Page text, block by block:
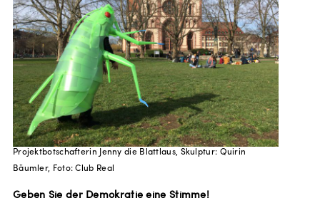
Projektbotschafterin Jenny die Blattlaus, Skulptur: Quirin
Bäumler, Foto: Club Real
Geben Sie der Demokratie eine Stimme!